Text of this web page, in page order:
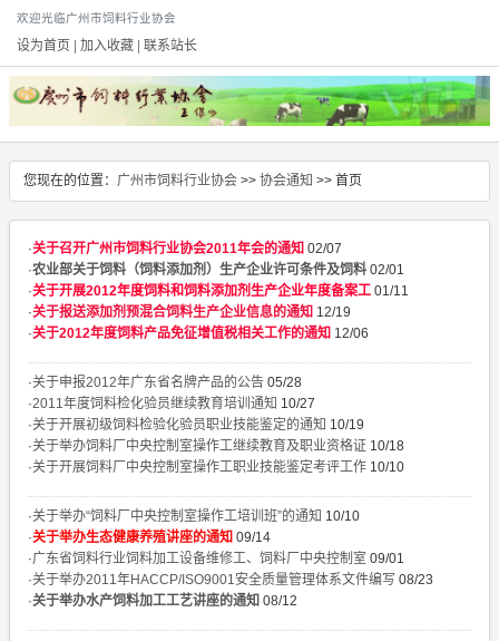
欢迎光临广州市饲料行业协会
设为首页 加入收藏 联系站长
您现在的位置： 广州市饲料行业协会 >> 协会通知 >> 首页
·关于召开广州市饲料行业协会2011年会的通知 02/07
·农业部关于饲料（饲料添加剂）生产企业许可条件及饲料 02/01
·关于开展2012年度饲料和饲料添加剂生产企业年度备案工 01/11
·关于报送添加剂预混合饲料生产企业信息的通知 12/19
·关于2012年度饲料产品免征增值税相关工作的通知 12/06
·关于申报2012年广东省名牌产品的公告 05/28
·2011年度饲料检化验员继续教育培训通知 10/27
·关于开展初级饲料检验化验员职业技能鉴定的通知 10/19
·关于举办饲料厂中央控制室操作工继续教育及职业资格证 10/18
·关于开展饲料厂中央控制室操作工职业技能鉴定考评工作 10/10
·关于举办“饲料厂中央控制室操作工培训班”的通知 10/10
·关于举办生态健康养殖讲座的通知 09/14
·广东省饲料行业饲料加工设备维修工、饲料厂中央控制室 09/01
·关于举办2011年HACCP/ISO9001安全质量管理体系文件编写 08/23
·关于举办水产饲料加工工艺讲座的通知 08/12